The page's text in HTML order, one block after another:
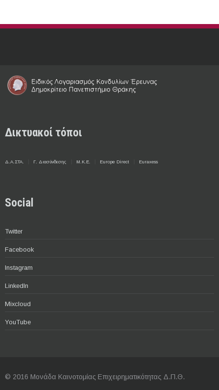
Δικτυακοί τόποι
Δ.Α.ΣΤΑ. Γ. Διασύνδεσης Μ.Κ.Ε. Europe Direct Euraxess
Social
Twitter
Facebook
Instagram
LinkedIn
Mixcloud
YouTube
© 2016 Μονάδα Καινοτομίας Επιχειρηματικότητας Δ.Π.Θ.